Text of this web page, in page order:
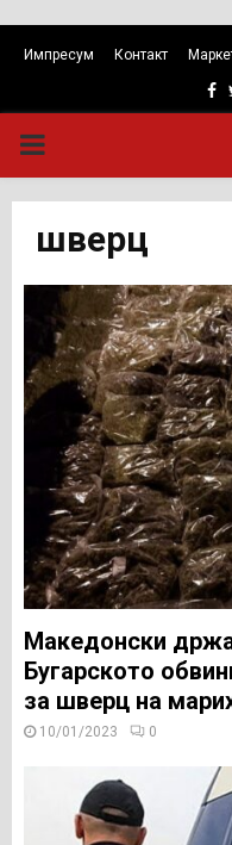
Импресум Контакт
PRIMARY
MENU
шверц
Македонски
Бугарското
за шверц на
10/01/2023 0